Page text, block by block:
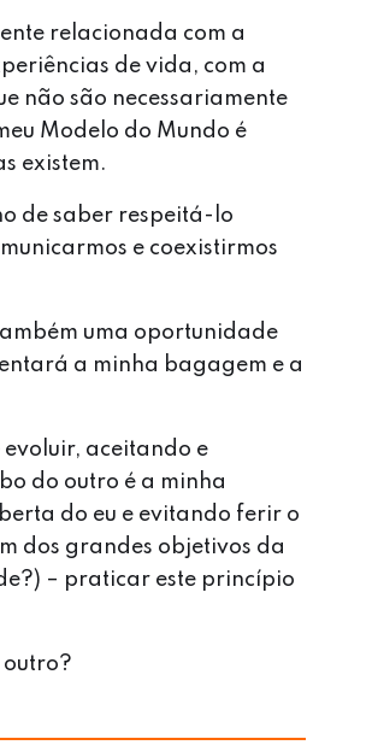
relacionada com a
de vida, com a
não são necessariamente
Modelo do Mundo é
existem.
de saber respeitá-lo
e coexistirmos
uma oportunidade
a minha bagagem e a
evoluir, aceitando e
do outro é a minha
do eu e evitando ferir o
dos grandes objetivos da
– praticar este princípio